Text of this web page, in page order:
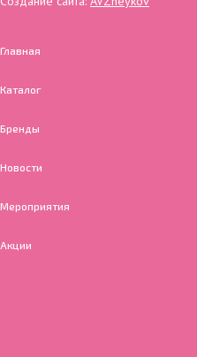
Главная
Каталог
Бренды
Новости
Мероприятия
Акции